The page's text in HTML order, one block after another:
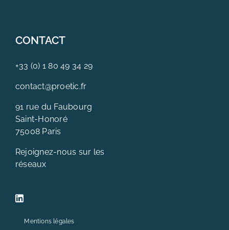
CONTACT
+33 (0) 1 80 49 34 29
contact@proetic.fr
91 rue du Faubourg
Saint-Honoré
75008 Paris
Rejoignez-nous sur les
réseaux
Mentions légales